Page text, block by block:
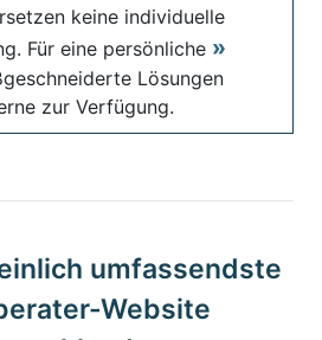
keine individuelle
Für eine persönliche
Lösungen
zur Verfügung.
umfassendste
Website